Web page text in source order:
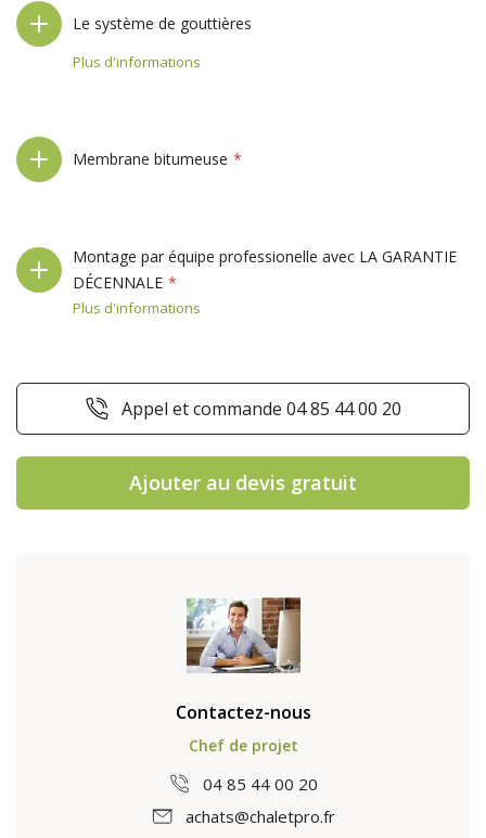
Le système de gouttières
Plus d'informations
Membrane bitumeuse
Montage par équipe professionelle avec LA GARANTIE
DÉCENNALE
Plus d'informations
Appel et commande 04 85 44 00 20
Ajouter au devis gratuit
Contactez-nous
Chef de projet
04 85 44 00 20
achats@chaletpro.fr